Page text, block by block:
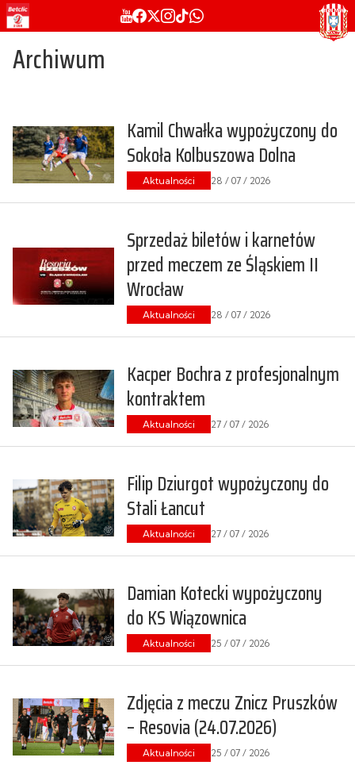
Archiwum
Kamil Chwałka wypożyczony do
Sokoła Kolbuszowa Dolna
Aktualności 28 / 07 / 2026
Sprzedaż biletów i karnetów
przed meczem ze Śląskiem II
Wrocław
Aktualności 28 / 07 / 2026
Kacper Bochra z profesjonalnym
kontraktem
Aktualności 27 / 07 / 2026
Filip Dziurgot wypożyczony do
Stali Łancut
Aktualności 27 / 07 / 2026
Damian Kotecki wypożyczony
do KS Wiązownica
Aktualności 25 / 07 / 2026
Zdjęcia z meczu Znicz Pruszków
– Resovia (24.07.2026)
Aktualności 25 / 07 / 2026